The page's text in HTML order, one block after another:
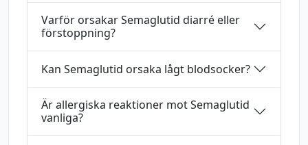
Varför orsakar Semaglutid diarré eller
förstoppning?
Kan Semaglutid orsaka lågt blodsocker?
Är allergiska reaktioner mot Semaglutid
vanliga?